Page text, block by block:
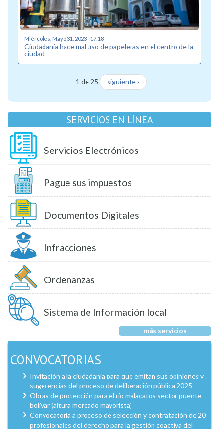
Miércoles, Mayo 31, 2023 - 17:18
Ciudadanía hace mal uso de papeleras en el centro de la
ciudad
1 de 25 siguiente ›
SERVICIOS EN LÍNEA
Servicios Electrónicos
Pague sus impuestos
Documentos Digitales
Infracciones
Ordenanzas
Sistema de Información local
más servicios
CONVOCATORIAS
Invitación a la ciudadanía para que emitan sus opiniones y
sugerencias del proceso de deliberación pública 2025
Obras de protección para el río malacatos sector puente
bolívar (altura mercado mayorista)
Convocatoria a proceso de selección y contratación de 20
profesionales del derecho para la gestión coactiva del